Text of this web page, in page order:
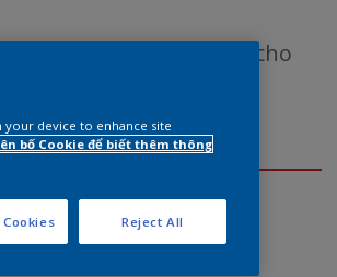
xác cao để phục vụ cho
kế.
your device to enhance site
bố Cookie để biết thêm thông
Reject All